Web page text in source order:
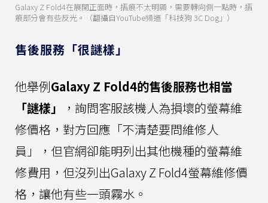
Galaxy Z Fold4在展開正面時，摺痕不太明顯，需要轉向側一點時，摺
痕部分會有些反光。（翻攝自YouTube頻道「科技狗 3C Dog」）
售後服務「很謎樣」
他舉例Galaxy Z Fold4的售後服務也相當
「謎樣」
，詢問客服該機人為損壞的螢幕維
修價格，對方回應「不清楚要問維修人
員」，但官網卻能明列出其他機種的螢幕維
修費用，但沒列出Galaxy Z Fold4螢幕維修價
格，讓他有些一頭霧水。